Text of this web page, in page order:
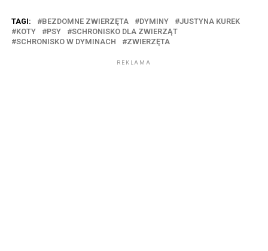
TAGI: BEZDOMNE ZWIERZĘTA DYMINY
JUSTYNA KUREK
KOTY
PSY
SCHRONISKO DLA ZWIERZĄT
SCHRONISKO W DYMINACH
ZWIERZĘTA
REKLAMA